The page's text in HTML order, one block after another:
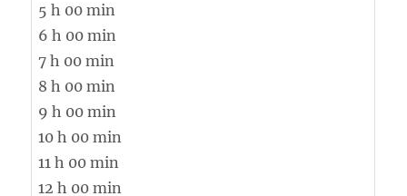
5 h 00 min
6 h 00 min
7 h 00 min
8 h 00 min
9 h 00 min
10 h 00 min
11 h 00 min
12 h 00 min